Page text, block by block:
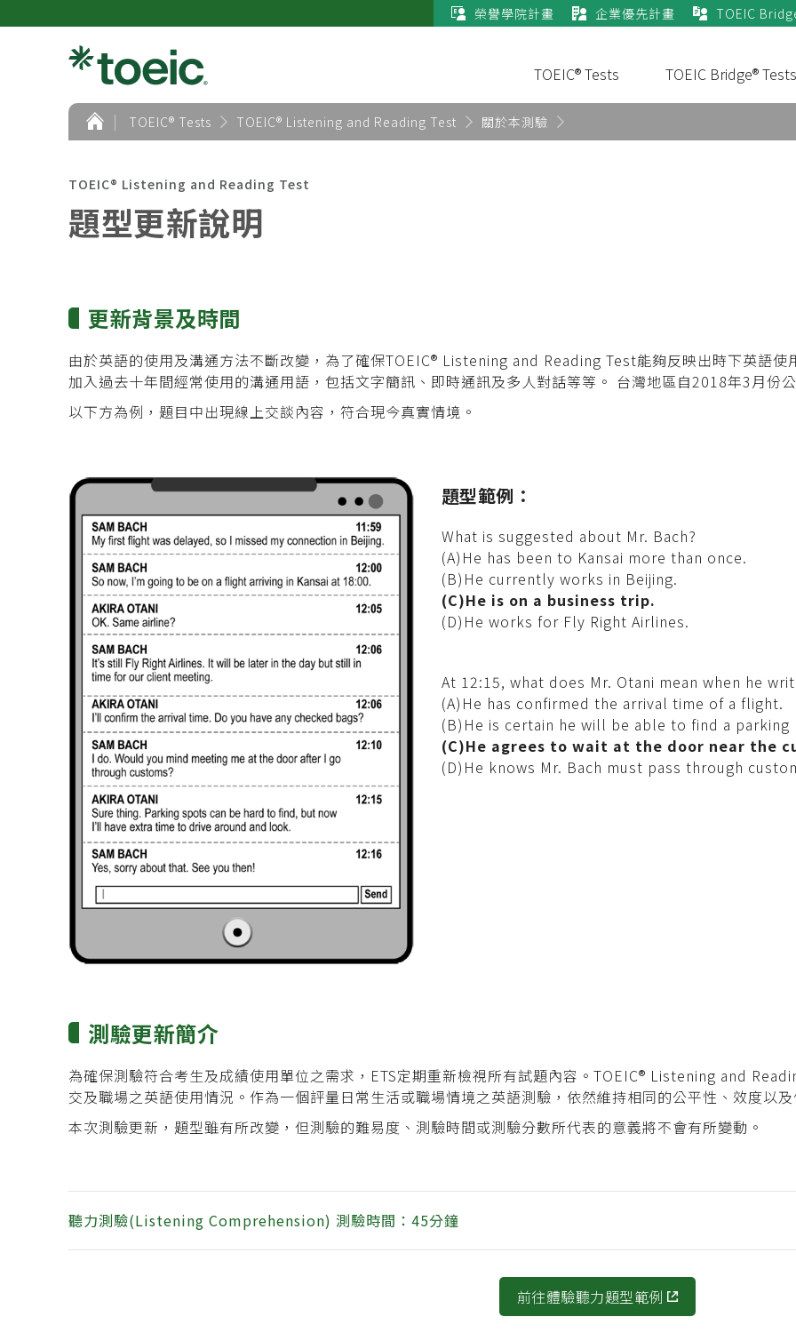
榮譽學院計畫 企業優先計畫 TOEIC
TOEIC® Tests TOEIC Bridge® Tests
首
頁
TOEIC® Tests TOEIC® Listening and Reading Test 關於本測驗
TOEIC® Listening and Reading Test
題型更新說明
更新背景及時間
由於英語的使用及溝通方法不斷改變，為了確保TOEIC® Listening and Reading Test能夠反映出時下英語使
加入過去十年間經常使用的溝通用語，包括文字簡訊、即時通訊及多人對話等等。 台灣地區自2018年3月份
以下方為例，題目中出現線上交談內容，符合現今真實情境。
題型範例：
What is suggested about Mr. Bach?
(A)He has been to Kansai more than once.
(B)He currently works in Beijing.
(C)He is on a business trip.
(D)He works for Fly Right Airlines.
At 12:15, what does Mr. Otani mean when he
(A)He has confirmed the arrival time of a flight.
(B)He is certain he will be able to find a parking
(C)He agrees to wait at the door near the
(D)He knows Mr. Bach must pass through
測驗更新簡介
為確保測驗符合考生及成績使用單位之需求，ETS定期重新檢視所有試題內容。TOEIC® Listening and
交及職場之英語使用情況。作為一個評量日常生活或職場情境之英語測驗，依然維持相同的公平性、效度以及
本次測驗更新，題型雖有所改變，但測驗的難易度、測驗時間或測驗分數所代表的意義將不會有所變動。
聽力測驗(Listening Comprehension) 測驗時間：45分鐘
前往體驗聽力題型範例